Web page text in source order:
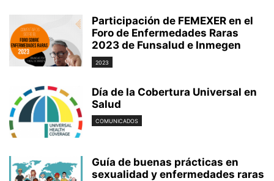
Participación de FEMEXER en el
Foro de Enfermedades Raras
2023 de Funsalud e Inmegen
2023
Día de la Cobertura Universal en
Salud
COMUNICADOS
Guía de buenas prácticas en
sexualidad y enfermedades raras